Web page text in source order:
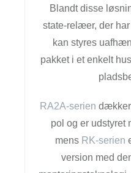
Blandt disse
state-relæer, der
kan styres
pakket i et enkelt
RA2A-serien dækker
pol og er udstyret
mens RK-serien
version med